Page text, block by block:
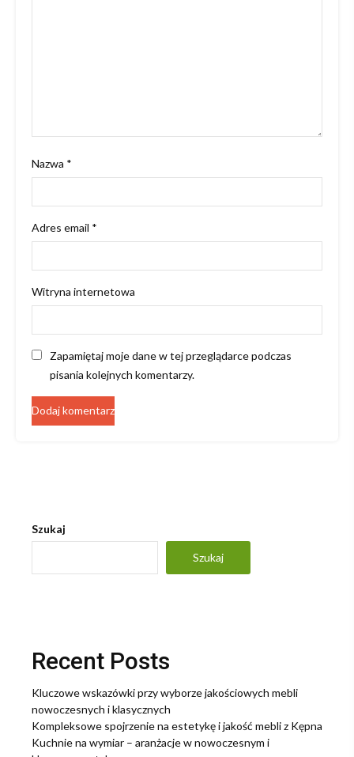
Nazwa *
Adres email *
Witryna internetowa
Zapamiętaj moje dane w tej przeglądarce podczas
pisania kolejnych komentarzy.
Szukaj
Szukaj
Recent Posts
Kluczowe wskazówki przy wyborze jakościowych mebli
nowoczesnych i klasycznych
Kompleksowe spojrzenie na estetykę i jakość mebli z Kępna
Kuchnie na wymiar – aranżacje w nowoczesnym i